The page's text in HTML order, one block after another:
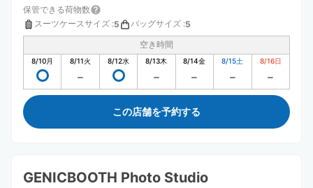
保管できる荷物数
スーツケースサイズ :5 バッグサイズ :5
空き時間
8/10月 8/11火 8/12水 8/13木 8/14金 8/15土 8/16日
この店舗を予約する
GENICBOOTH Photo Studio